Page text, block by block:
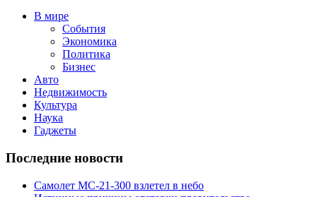
В мире
События
Экономика
Политика
Бизнес
Авто
Недвижимость
Культура
Наука
Гаджеты
Последние новости
Самолет МС-21-300 взлетел в небо